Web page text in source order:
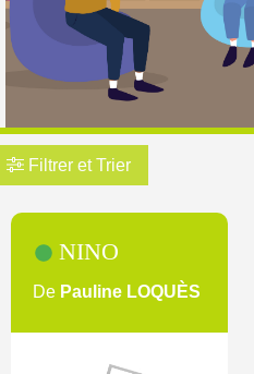
Filtrer et Trier
NINO
De Pauline LOQUÈS